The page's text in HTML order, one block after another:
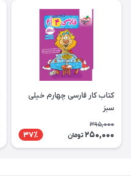
کتاب کار فارسی چهارم خیلی
سبز
395,000
250,000 تومان 37٪